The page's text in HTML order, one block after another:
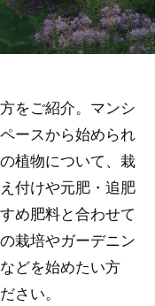
をご紹介。マンシ
ースから始められ
植物について、栽
付けや元肥・追肥
め肥料と合わせて
栽培やガーデニン
どを始めたい方
さい。